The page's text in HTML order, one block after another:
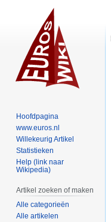
Hoofdpagina
www.euros.nl
Willekeurig Artikel
Statistieken
Help (link naar
Wikipedia)
Artikel zoeken of maken
Alle categorieën
Alle artikelen